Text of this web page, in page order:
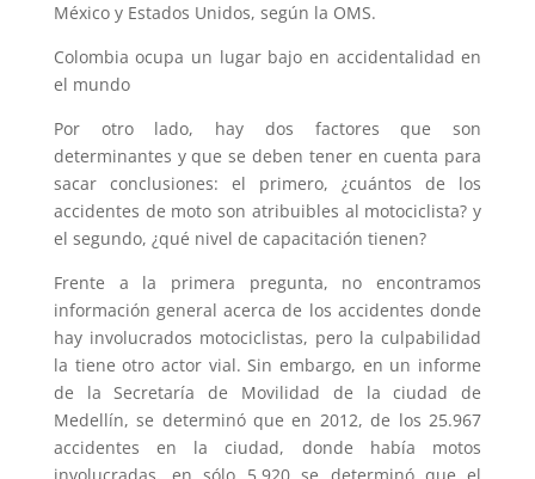
México y Estados Unidos, según la OMS.
Colombia ocupa un lugar bajo en accidentalidad en
el mundo
Por otro lado, hay dos factores que son
determinantes y que se deben tener en cuenta para
sacar conclusiones: el primero, ¿cuántos de los
accidentes de moto son atribuibles al motociclista? y
el segundo, ¿qué nivel de capacitación tienen?
Frente a la primera pregunta, no encontramos
información general acerca de los accidentes donde
hay involucrados motociclistas, pero la culpabilidad
la tiene otro actor vial. Sin embargo, en un informe
de la Secretaría de Movilidad de la ciudad de
Medellín, se determinó que en 2012, de los 25.967
accidentes en la ciudad, donde había motos